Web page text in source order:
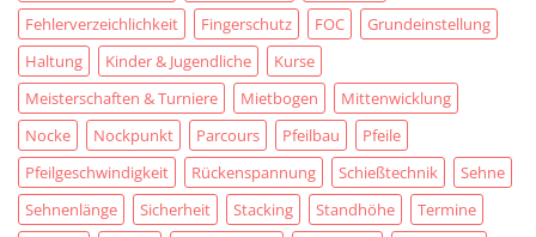
Fehlerverzeichlichkeit
Fingerschutz FOC
Grundeinstellung
Haltung
Kinder & Jugendliche
Kurse
Meisterschaften & Turniere
Mietbogen
Mittenwicklung
Nocke
Nockpunkt Parcours Pfeilbau
Pfeile
Pfeilgeschwindigkeit
Rückenspannung Schießtechnik
Sehne
Sehnenlänge
Sicherheit Stacking Standhöhe
Termine